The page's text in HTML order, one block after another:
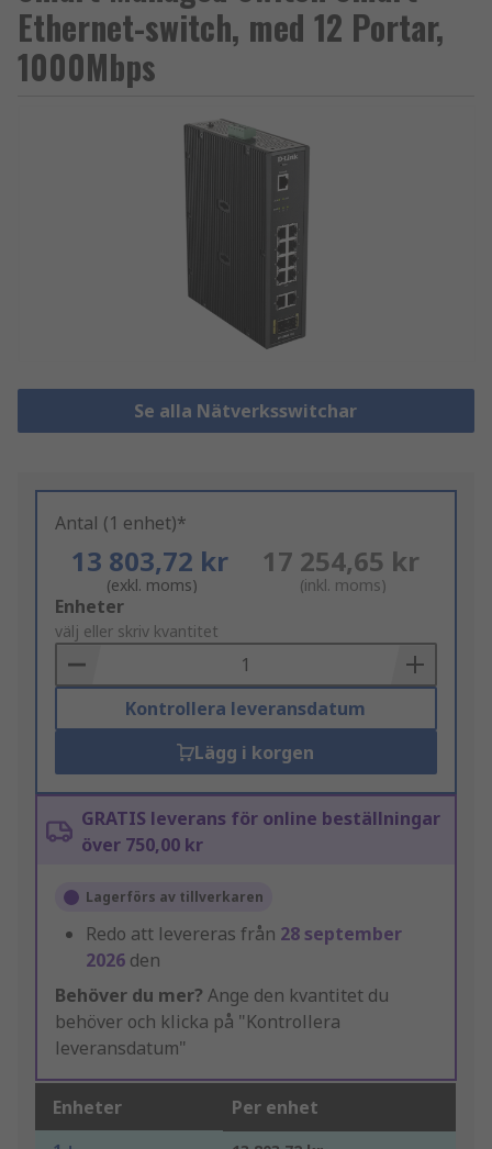
Ethernet-switch, med 12 Portar,
1000Mbps
Se alla Nätverksswitchar
Antal (1 enhet)*
13 803,72 kr
(exkl. moms)
17 254,65 kr
(inkl. moms)
Add
to
Basket
Enheter
välj eller skriv kvantitet
Kontrollera leveransdatum
Lägg i korgen
GRATIS leverans för online beställningar
över 750,00 kr
Lagerförs av tillverkaren
Redo att levereras från 28 september
2026 den
Behöver du mer? Ange den kvantitet du
behöver och klicka på "Kontrollera
leveransdatum"
Enheter Per enhet